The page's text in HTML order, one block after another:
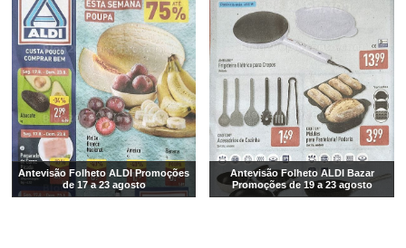
Antevisão Folheto ALDI Promoções
de 17 a 23 agosto
Antevisão Folheto ALDI Bazar
Promoções de 19 a 23 agosto